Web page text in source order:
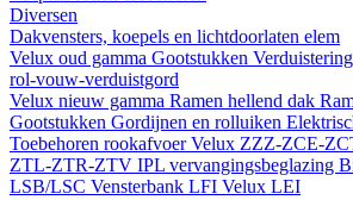
Diversen
Dakvensters, koepels en lichtdoorlaten elem
Velux oud gamma Gootstukken Verduistering
rol-vouw-verduistgord
Velux nieuw gamma Ramen hellend dak
Gootstukken Gordijnen en rolluiken
Toebehoren rookafvoerVelux ZZZ-ZCE-
ZTL-ZTR-ZTV IPL vervangingsbeglazing
LSB/LSC Vensterbank LFI Velux LEI